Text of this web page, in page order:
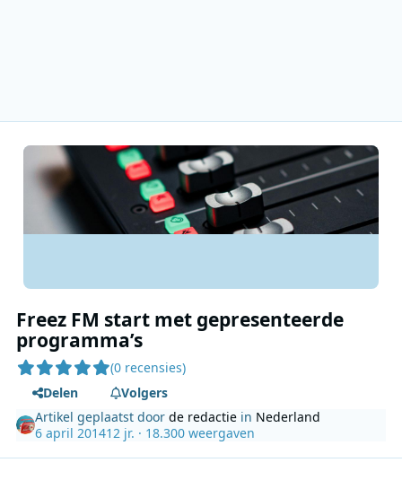
Freez FM start met gepresenteerde
programma’s
(0 recensies)
Delen
Volgers
Artikel geplaatst doorde redactie in Nederland
6 april 201412 jr. · 18.300 weergaven